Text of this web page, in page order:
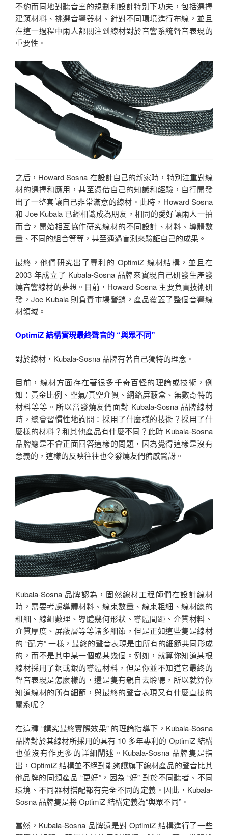
不約而同地對聽音室的規劃和設計特別下功夫，包括選擇
建筑材料、挑選音響器材、針對不同環境進行布線，並且
在這一過程中兩人都關注到線材對於音響系統聲音表現的
重要性。
之后，Howard Sosna 在設計自己的新家時，特別注重對線
材的選擇和應用，甚至憑借自己的知識和經驗，自行開發
出了一整套讓自己非常滿意的線材。此時，Howard Sosna
和 Joe Kubala 已經相識成為朋友，相同的愛好讓兩人一拍
而合，開始相互協作研究線材的不同設計、材料、導體數
量、不同的組合等等，甚至通過盲測來驗証自己的成果。
最終，他們研究出了專利的 OptimiZ 線材結構，並且在
2003 年成立了 Kubala-Sosna 品牌來實現自己研發生產發
燒音響線材的夢想。目前，Howard Sosna 主要負責技術研
發，Joe Kubala 則負責市場營銷，產品覆蓋了整個音響線
材領域。
OptimiZ 結構實現最終聲音的 “與眾不同”
對於線材，Kubala-Sosna 品牌有著自己獨特的理念。
目前，線材方面存在著很多千奇百怪的理論或技術，例
如：黃金比例、空氣/真空介質、網絡屏蔽盒、無數奇特的
材料等等。所以當發燒友們面對 Kubala-Sosna 品牌線材
時，總會習慣性地詢問：採用了什麼樣的技術？採用了什
麼樣的材料？和其他產品有什麼不同？此時 Kubala-Sosna
品牌總是不會正面回答這樣的問題，因為覺得這樣是沒有
意義的，這樣的反映往往也令發燒友們備感驚訝。
Kubala-Sosna 品牌認為，固然線材工程師們在設計線材
時，需要考慮導體材料、線束數量、線束粗細、線材總的
粗細、線組數理、導體幾何形狀、導體間距、介質材料、
介質厚度、屏蔽層等等諸多細節，但是正如這些隻是線材
的 “配方” 一樣，最終的聲音表現是由所有的細節共同形成
的，而不是其中某一個或某幾個。例如，就算你知道某根
線材採用了銅或銀的導體材料，但是你並不知道它最終的
聲音表現是怎麼樣的，還是隻有親自去聆聽，所以就算你
知道線材的所有細節，與最終的聲音表現又有什麼直接的
關系呢？
在這種 “講究最終實際效果” 的理論指導下，Kubala-Sosna
品牌對於其線材所採用的具有 10 多年專利的 OptimiZ 結構
也並沒有作更多的詳細闡述。Kubala-Sosna 品牌隻是指
出，OptimiZ 結構並不絕對能夠讓旗下線材產品的聲音比其
他品牌的同類產品 “更好”，因為 “好” 對於不同聽者、不同
環境、不同器材搭配都有完全不同的定義。因此，Kubala-
Sosna 品牌隻是將 OptimiZ 結構定義為“與眾不同”。
當然，Kubala-Sosna 品牌還是對 OptimiZ 結構進行了一些